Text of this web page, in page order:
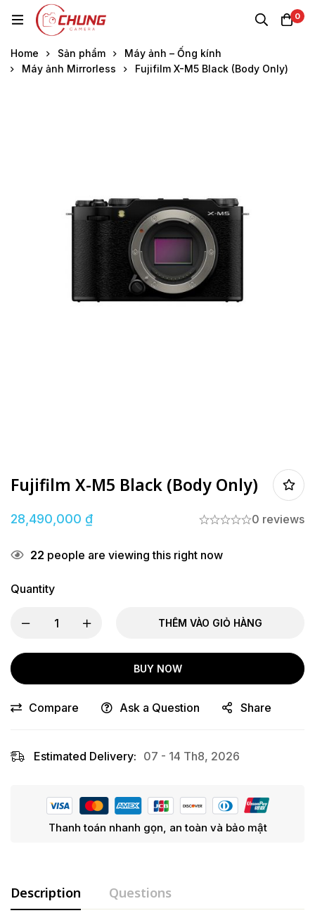
0
Home Sản phẩm
Máy ảnh – Ống kính
Máy ảnh Mirrorless
Fujifilm X-M5 Black (Body Only)
Fujifilm X-M5 Black (Body Only)
28,490,000 ₫ 0 reviews
22 people are viewing this right now
Quantity
THÊM VÀO GIỎ HÀNG
BUY NOW
Compare Ask a Question Share
Estimated Delivery: 07 - 14 Th8, 2026
Thanh toán nhanh gọn, an toàn và bảo mật
Description Questions